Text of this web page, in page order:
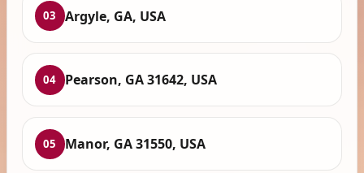
03 Argyle, GA, USA
04 Pearson, GA 31642, USA
05 Manor, GA 31550, USA